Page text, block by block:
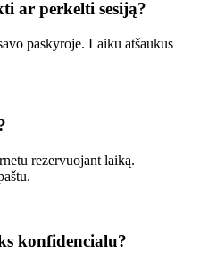
ar perkelti sesiją?
paskyroje. Laiku atšaukus
rezervuojant laiką.
konfidencialu?